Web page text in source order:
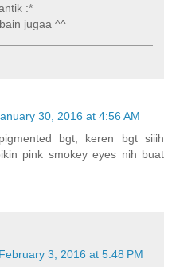
:*
jugaa ^^
30, 2016 at 4:56 AM
bgt, keren bgt siiih
pink smokey eyes nih buat
February 3, 2016 at 5:48 PM